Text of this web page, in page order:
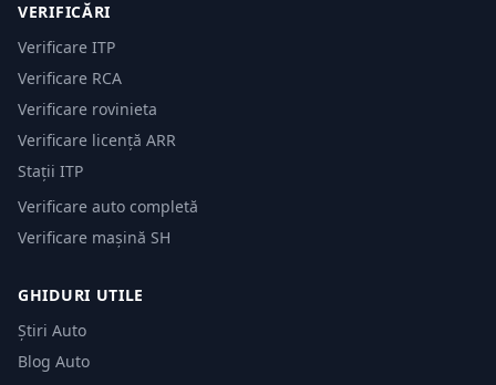
VERIFICĂRI
Verificare ITP
Verificare RCA
Verificare rovinieta
Verificare licență ARR
Stații ITP
Verificare auto completă
Verificare mașină SH
GHIDURI UTILE
Știri Auto
Blog Auto